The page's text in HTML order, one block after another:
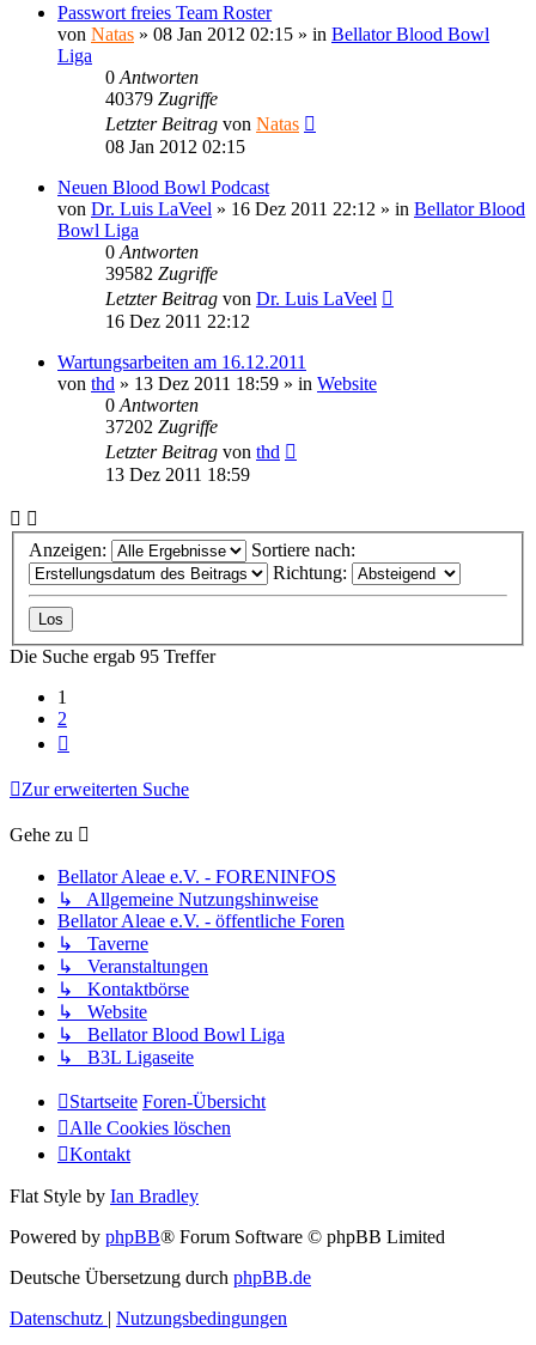
Passwort freies Team Roster
von Natas » 08 Jan 2012 02:15 » in Bellator Blood Bowl
Liga
0 Antworten
40379 Zugriffe
Letzter Beitrag von Natas
08 Jan 2012 02:15
Neuen Blood Bowl Podcast
von Dr. Luis LaVeel » 16 Dez 2011 22:12 » in Bellator Blood
Bowl Liga
0 Antworten
39582 Zugriffe
Letzter Beitrag von Dr. Luis LaVeel
16 Dez 2011 22:12
Wartungsarbeiten am 16.12.2011
von thd » 13 Dez 2011 18:59 » in Website
0 Antworten
37202 Zugriffe
Letzter Beitrag von thd
13 Dez 2011 18:59
Anzeigen:
Sortiere nach:
Richtung:
Die Suche ergab 95 Treffer
1
2
Zur erweiterten Suche
Gehe zu
Bellator Aleae e.V. - FORENINFOS
↳ Allgemeine Nutzungshinweise
Bellator Aleae e.V. - öffentliche Foren
↳ Taverne
↳ Veranstaltungen
↳ Kontaktbörse
↳ Website
↳ Bellator Blood Bowl Liga
↳ B3L Ligaseite
Startseite Foren-Übersicht
Alle Cookies löschen
Kontakt
Flat Style by Ian Bradley
Powered by phpBB® Forum Software © phpBB Limited
Deutsche Übersetzung durch phpBB.de
Datenschutz
Nutzungsbedingungen